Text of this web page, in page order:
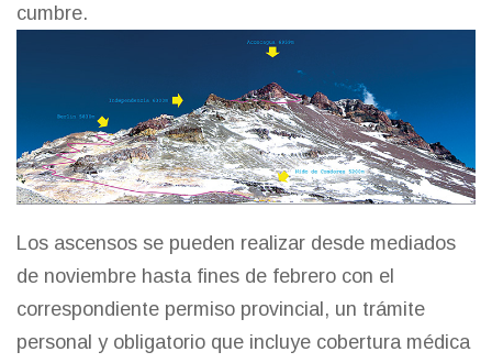
cumbre.
Los ascensos se pueden realizar desde mediados
de noviembre hasta fines de febrero con el
correspondiente permiso provincial, un trámite
personal y obligatorio que incluye cobertura médica